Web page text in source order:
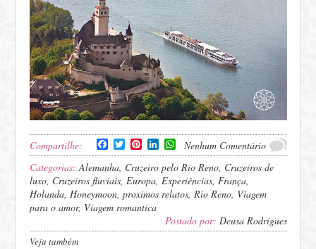
Compartilhe: Facebook
TwitterPinterestLinkedInWhatsApp
Nenhum Comentário
Categorias:Alemanha, Cruzeiro pelo Rio Reno, Cruzeiros de
luxo, Cruzeiros fluviais,Europa,Experiências,França,
Holanda,Honeymoon,proximos relatos,Rio Reno, Viagem
para o amor, Viagem romantica
Postado por: Deusa Rodrigues
Veja também